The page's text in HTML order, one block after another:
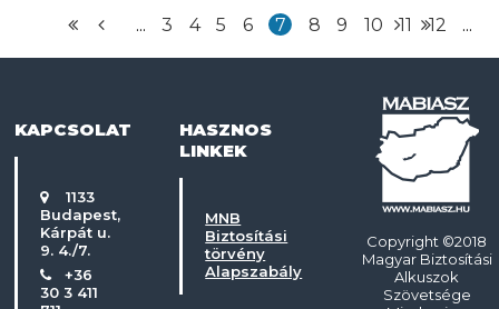
...
3 4 5 6 7 8 9 10 11 12 ...
KAPCSOLAT
1133
Budapest,
Kárpát u.
9. 4./7.
+36
30 3 411
HASZNOS
LINKEK
MNB
Biztosítási
törvény
Alapszabály
Copyright ©2018
Magyar Biztosítási
Alkuszok
Szövetsége